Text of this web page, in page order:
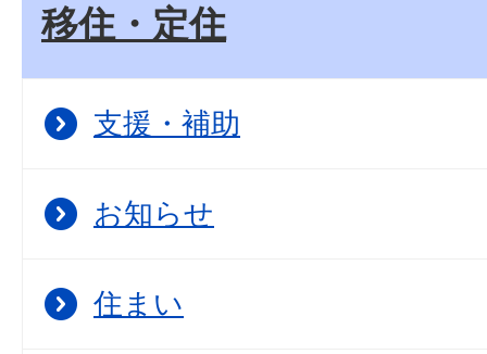
移住・定住
支援・補助
お知らせ
住まい